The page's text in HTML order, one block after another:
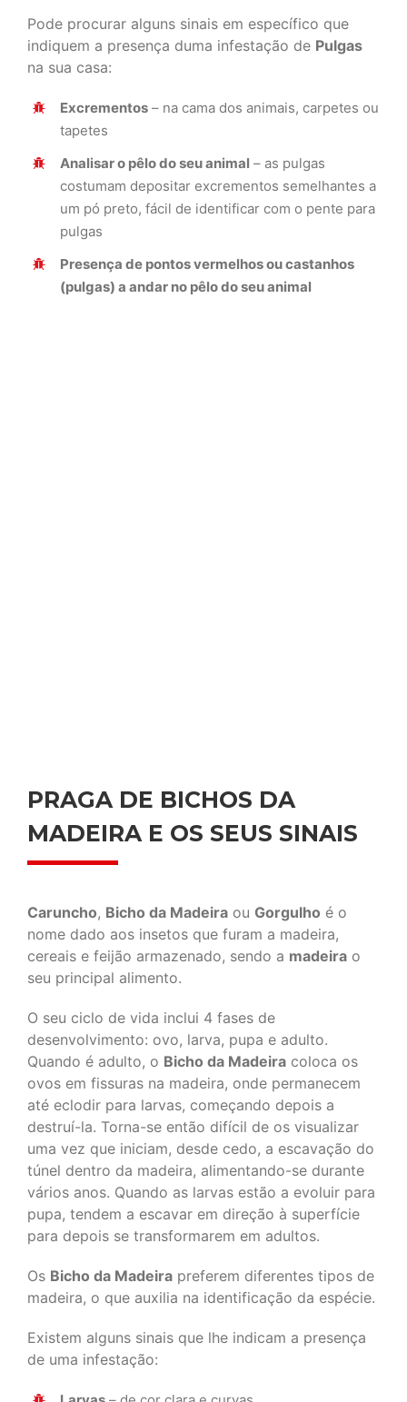
Pode procurar alguns sinais em específico que
indiquem a presença duma infestação de Pulgas
na sua casa:
Excrementos – na cama dos animais, carpetes ou
tapetes
Analisar o pêlo do seu animal – as pulgas
costumam depositar excrementos semelhantes a
um pó preto, fácil de identificar com o pente para
pulgas
Presença de pontos vermelhos ou castanhos
(pulgas) a andar no pêlo do seu animal
PRAGA DE BICHOS DA
MADEIRA E OS SEUS SINAIS
Caruncho, Bicho da Madeira ou Gorgulho é o
nome dado aos insetos que furam a madeira,
cereais e feijão armazenado, sendo a madeira o
seu principal alimento.
O seu ciclo de vida inclui 4 fases de
desenvolvimento: ovo, larva, pupa e adulto.
Quando é adulto, o Bicho da Madeira coloca os
ovos em fissuras na madeira, onde permanecem
até eclodir para larvas, começando depois a
destruí-la. Torna-se então difícil de os visualizar
uma vez que iniciam, desde cedo, a escavação do
túnel dentro da madeira, alimentando-se durante
vários anos. Quando as larvas estão a evoluir para
pupa, tendem a escavar em direção à superfície
para depois se transformarem em adultos.
Os Bicho da Madeira preferem diferentes tipos de
madeira, o que auxilia na identificação da espécie.
Existem alguns sinais que lhe indicam a presença
de uma infestação: